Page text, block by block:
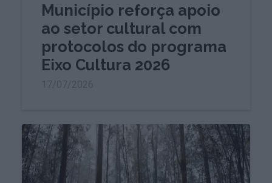
Município reforça apoio
ao setor cultural com
protocolos do programa
Eixo Cultura 2026